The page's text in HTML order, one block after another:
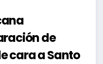
de
cara a Santo